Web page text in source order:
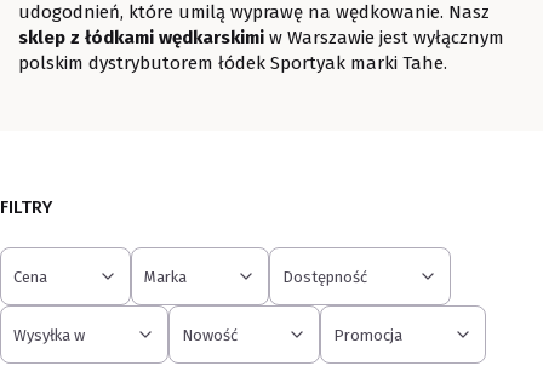
udogodnień, które umilą wyprawę na wędkowanie. Nasz
sklep z łódkami wędkarskimi w Warszawie jest wyłącznym
polskim dystrybutorem łódek Sportyak marki Tahe.
FILTRY
Cena Marka Dostępność
Wysyłka w Nowość Promocja